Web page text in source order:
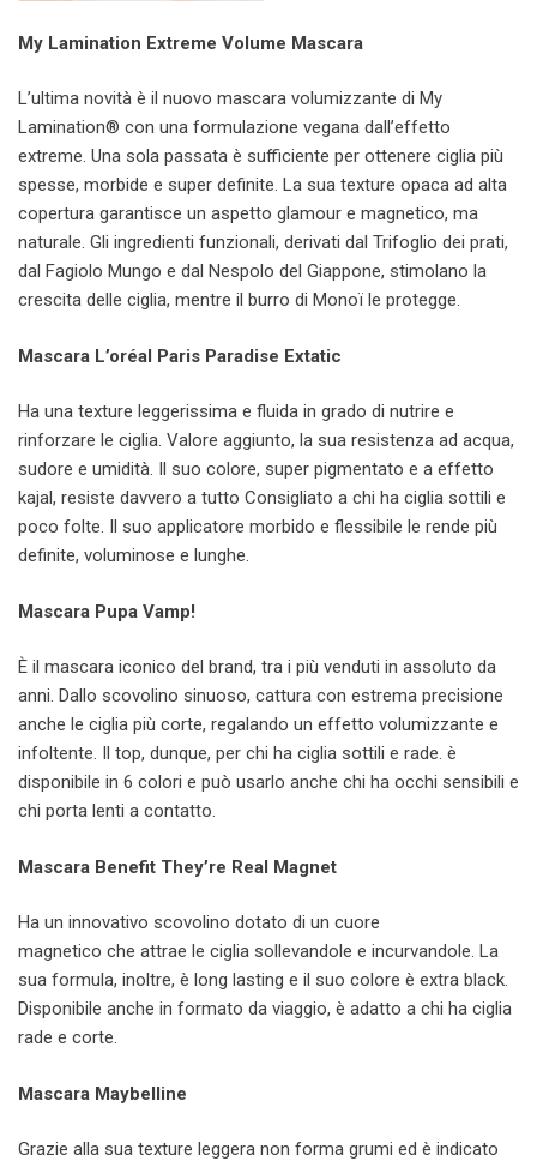
My Lamination Extreme Volume Mascara
L’ultima novità è il nuovo mascara volumizzante di My
Lamination® con una formulazione vegana dall’effetto
extreme. Una sola passata è sufficiente per ottenere ciglia più
spesse, morbide e super definite. La sua texture opaca ad alta
copertura garantisce un aspetto glamour e magnetico, ma
naturale. Gli ingredienti funzionali, derivati dal Trifoglio dei prati,
dal Fagiolo Mungo e dal Nespolo del Giappone, stimolano la
crescita delle ciglia, mentre il burro di Monoï le protegge.
Mascara L’oréal Paris Paradise Extatic
Ha una texture leggerissima e fluida in grado di nutrire e
rinforzare le ciglia. Valore aggiunto, la sua resistenza ad acqua,
sudore e umidità. Il suo colore, super pigmentato e a effetto
kajal, resiste davvero a tutto Consigliato a chi ha ciglia sottili e
poco folte. Il suo applicatore morbido e flessibile le rende più
definite, voluminose e lunghe.
Mascara Pupa Vamp!
È il mascara iconico del brand, tra i più venduti in assoluto da
anni. Dallo scovolino sinuoso, cattura con estrema precisione
anche le ciglia più corte, regalando un effetto volumizzante e
infoltente. Il top, dunque, per chi ha ciglia sottili e rade. è
disponibile in 6 colori e può usarlo anche chi ha occhi sensibili e
chi porta lenti a contatto.
Mascara Benefit They’re Real Magnet
Ha un innovativo scovolino dotato di un cuore
magnetico che attrae le ciglia sollevandole e incurvandole. La
sua formula, inoltre, è long lasting e il suo colore è extra black.
Disponibile anche in formato da viaggio, è adatto a chi ha ciglia
rade e corte.
Mascara Maybelline
Grazie alla sua texture leggera non forma grumi ed è indicato